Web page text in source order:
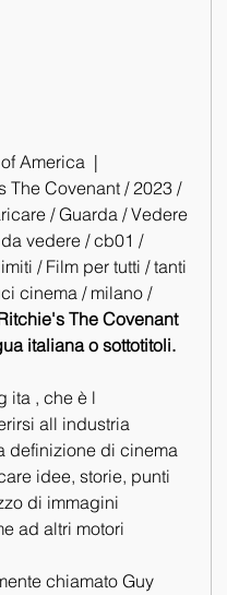
America  |
The Covenant / 2023 /
/ Guarda / Vedere
vedere / cb01 /
/ Film per tutti / tanti
cinema / milano /
The Covenant
italiana o sottotitoli.
ita , che è l
all industria
definizione di cinema
idee, storie, punti
di immagini
ad altri motori
chiamato Guy